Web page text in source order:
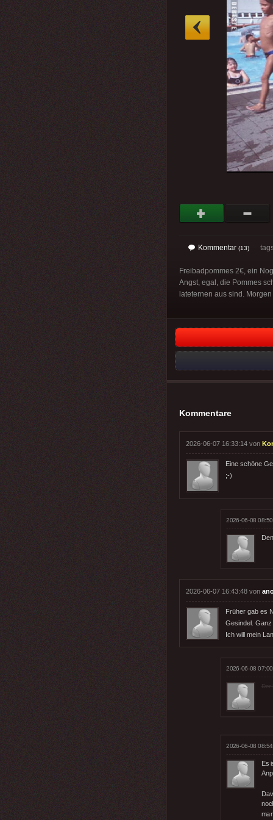
Kommentar (13)
Freibadpommes 2€, ein
Angst, egal, die Pommes
lateternen aus sind.
Kommentare
2026-06-07 16:33:14 von
Eine schöne
;-)
2026-06-08
2026-06-07 16:43:48 von
Früher gab es
Gesindel.
Ich will mein
2026-06-08
Der
2026-06-08
Es